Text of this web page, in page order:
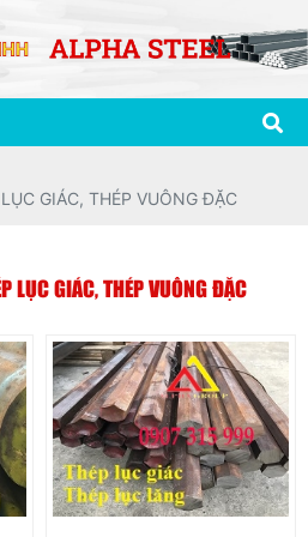
GIÁC, THÉP VUÔNG ĐẶC
LỤC GIÁC, THÉP VUÔNG ĐẶC